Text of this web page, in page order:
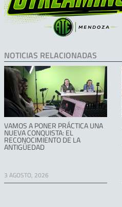
NOTICIAS RELACIONADAS
VAMOS A PONER PRÁCTICA UNA
NUEVA CONQUISTA: EL
RECONOCIMIENTO DE LA
ANTIGÜEDAD
3 AGOSTO, 2026